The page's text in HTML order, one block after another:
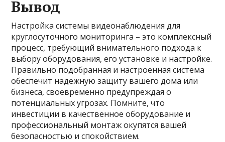
Вывод
Настройка системы видеонаблюдения для
круглосуточного мониторинга – это комплексный
процесс, требующий внимательного подхода к
выбору оборудования, его установке и настройке.
Правильно подобранная и настроенная система
обеспечит надежную защиту вашего дома или
бизнеса, своевременно предупреждая о
потенциальных угрозах. Помните, что
инвестиции в качественное оборудование и
профессиональный монтаж окупятся вашей
безопасностью и спокойствием.